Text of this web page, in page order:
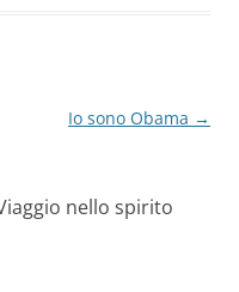
Io sono Obama →
nello spirito